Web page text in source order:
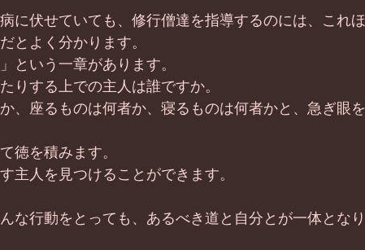
に伏せていても、修行僧達を指導するのには、これほ
とよく分かります。
という一章があります。
りする上での主人は誰ですか。
、座るものは何者か、寝るものは何者かと、急ぎ眼を
徳を積みます。
主人を見つけることができます。
な行動をとっても、あるべき道と自分とが一体となり